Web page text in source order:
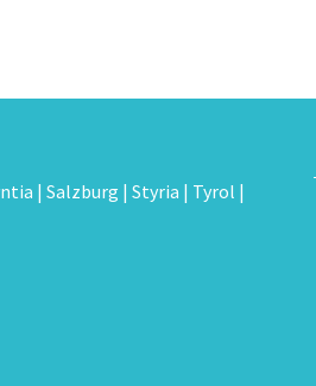
| Salzburg | Styria | Tyrol |